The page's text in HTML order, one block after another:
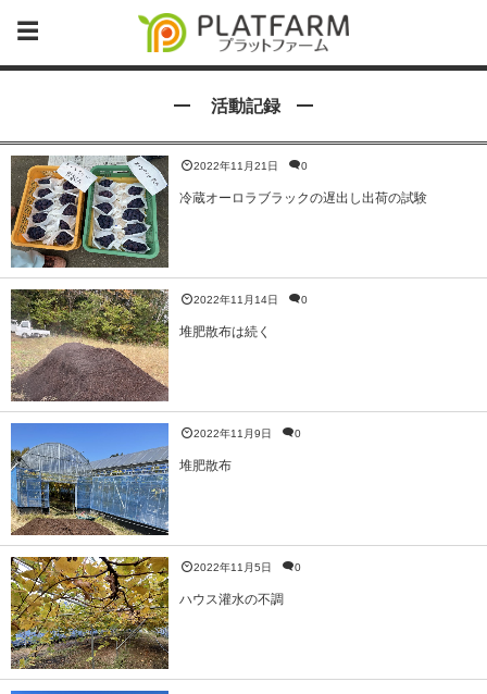
活動記録
2022年11月21日 0
冷蔵オーロラブラックの遅出し出荷の試験
2022年11月14日 0
堆肥散布は続く
2022年11月9日 0
堆肥散布
2022年11月5日 0
ハウス灌水の不調